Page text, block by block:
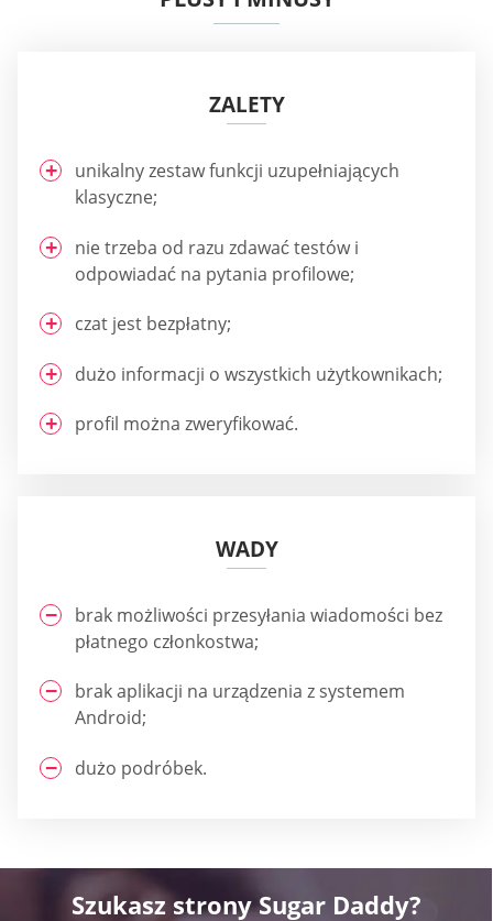
ZALETY
unikalny zestaw funkcji uzupełniających
klasyczne;
nie trzeba od razu zdawać testów i
odpowiadać na pytania profilowe;
czat jest bezpłatny;
dużo informacji o wszystkich użytkownikach;
profil można zweryfikować.
WADY
brak możliwości przesyłania wiadomości bez
płatnego członkostwa;
brak aplikacji na urządzenia z systemem
Android;
dużo podróbek.
Szukasz strony Sugar Daddy?